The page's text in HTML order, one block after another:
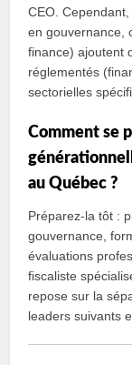
CEO.
en gouvernance,
finance) ajoutent
réglementés
sectorielles
Comment se
au Québec ?
Préparez‑la tôt :
gouvernance,
évaluations
fiscaliste
repose sur la
leaders suivants